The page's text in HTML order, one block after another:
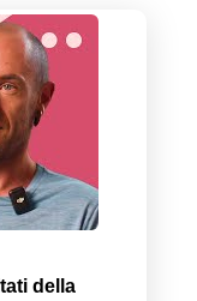
della